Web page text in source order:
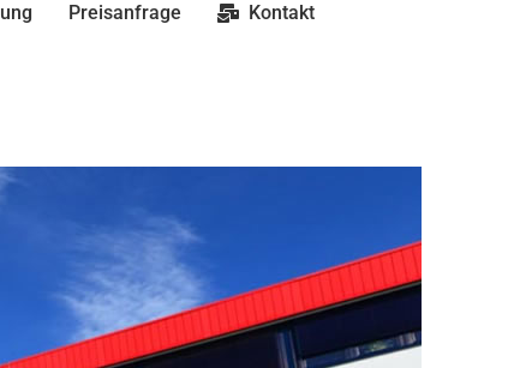
Preisanfrage Kontakt